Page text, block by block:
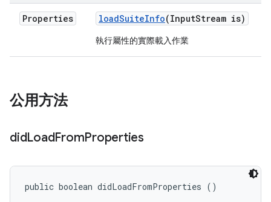
Properties loadSuiteInfo(InputStream is)
執行屬性的實際載入作業
公用方法
didLoadFromProperties
public boolean didLoadFromProperties ()